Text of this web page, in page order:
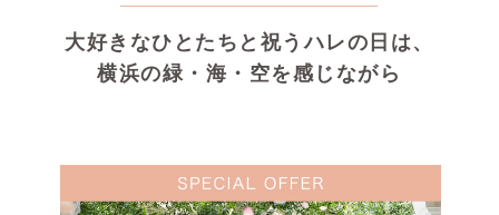
大好きなひとたちと祝うハレの日は、
横浜の緑・海・空を感じながら